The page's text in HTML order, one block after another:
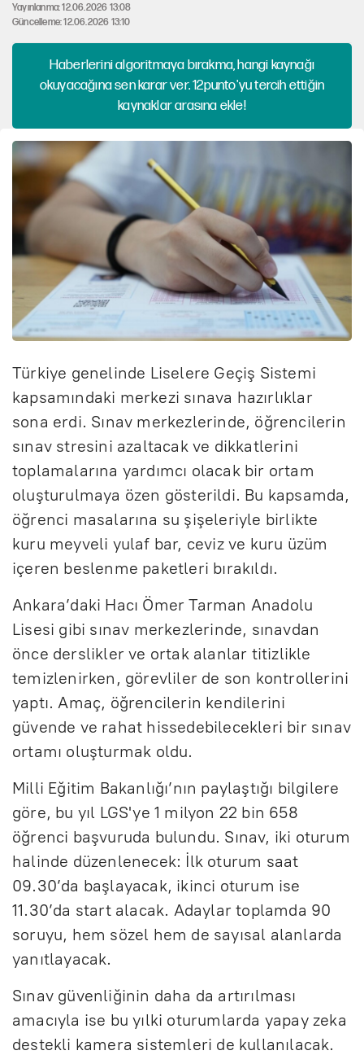
Yayınlanma: 12.06.2026 13:08
Güncelleme: 12.06.2026 13:10
Haberlerini algoritmaya bırakma, hangi kaynağı
okuyacağına sen karar ver. 12punto'yu tercih ettiğin
kaynaklar arasına ekle!
Türkiye genelinde Liselere Geçiş Sistemi
kapsamındaki merkezi sınava hazırlıklar
sona erdi. Sınav merkezlerinde, öğrencilerin
sınav stresini azaltacak ve dikkatlerini
toplamalarına yardımcı olacak bir ortam
oluşturulmaya özen gösterildi. Bu kapsamda,
öğrenci masalarına su şişeleriyle birlikte
kuru meyveli yulaf bar, ceviz ve kuru üzüm
içeren beslenme paketleri bırakıldı.
Ankara’daki Hacı Ömer Tarman Anadolu
Lisesi gibi sınav merkezlerinde, sınavdan
önce derslikler ve ortak alanlar titizlikle
temizlenirken, görevliler de son kontrollerini
yaptı. Amaç, öğrencilerin kendilerini
güvende ve rahat hissedebilecekleri bir sınav
ortamı oluşturmak oldu.
Milli Eğitim Bakanlığı’nın paylaştığı bilgilere
göre, bu yıl LGS'ye 1 milyon 22 bin 658
öğrenci başvuruda bulundu. Sınav, iki oturum
halinde düzenlenecek: İlk oturum saat
09.30’da başlayacak, ikinci oturum ise
11.30’da start alacak. Adaylar toplamda 90
soruyu, hem sözel hem de sayısal alanlarda
yanıtlayacak.
Sınav güvenliğinin daha da artırılması
amacıyla ise bu yılki oturumlarda yapay zeka
destekli kamera sistemleri de kullanılacak.